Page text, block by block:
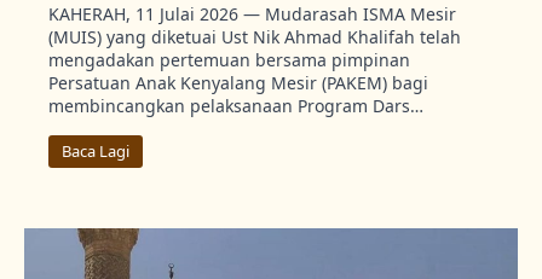
KAHERAH, 11 Julai 2026 — Mudarasah ISMA Mesir
(MUIS) yang diketuai Ust Nik Ahmad Khalifah telah
mengadakan pertemuan bersama pimpinan
Persatuan Anak Kenyalang Mesir (PAKEM) bagi
membincangkan pelaksanaan Program Dars…
Baca Lagi